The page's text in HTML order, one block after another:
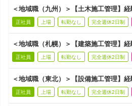
＜地域職（九州）＞【土木施工管理】
正社員 上場 転勤なし 完全週休2日制
＜地域職（札幌）＞【建築施工管理】
正社員 上場 転勤なし 完全週休2日制
＜地域職（東北）＞【設備施工管理】
正社員 上場 転勤なし 完全週休2日制